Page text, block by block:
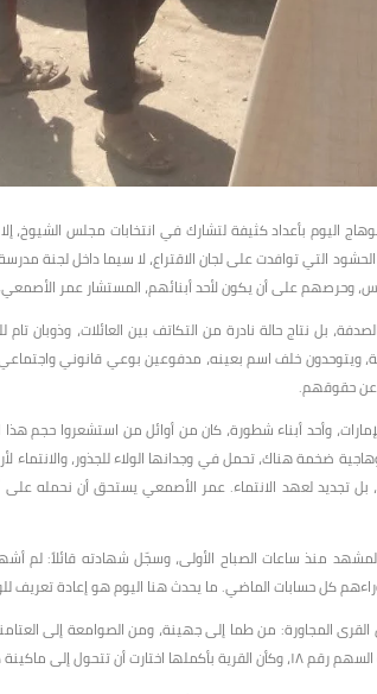
بأعداد كثيفة لتشارك في انتخابات مجلس الشيوخ،
التي توافدت على لجان الاقتراع، لا سيما داخل لجنة
وحرصهم على أن يكون لأحد أبنائهم، المستشار عمر
بل نتاج حالة نادرة من التكاتف بين العائلات، وذوبان تام
ويتوحدون خلف اسم بعينه، مدفوعين بوعي قانوني
عن حقوقهم.
وأحد أبناء شطورة، كان من أوائل من استشعروا حجم
ضخمة هناك، تحمل في وجدانها الولاء للجذور، والانتماء
بل تجديد لعهد الانتماء. عمر الأصمعي يستحق أن نحمله
منذ ساعات الصباح الأولى، وسجّل شهادته قائلاً: لم
وراءهم كل حسابات الماضي. ما يحدث هنا اليوم هو إعادة
القرى المجاورة: من طما إلى جهينة، ومن الصوامعة إلى
حتى لحظة إعلان النتيجة.